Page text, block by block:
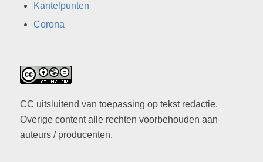
Kantelpunten
Corona
CC uitsluitend van toepassing op tekst redactie.
Overige content alle rechten voorbehouden aan
auteurs / producenten.